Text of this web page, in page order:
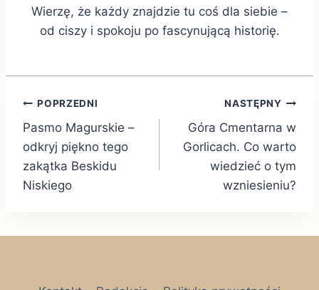
Wierzę, że każdy znajdzie tu coś dla siebie –
od ciszy i spokoju po fascynującą historię.
Nawigacja
wpisu
POPRZEDNI
Pasmo Magurskie –
odkryj piękno tego
zakątka Beskidu
Niskiego
NASTĘPNY
Góra Cmentarna w
Gorlicach. Co warto
wiedzieć o tym
wzniesieniu?